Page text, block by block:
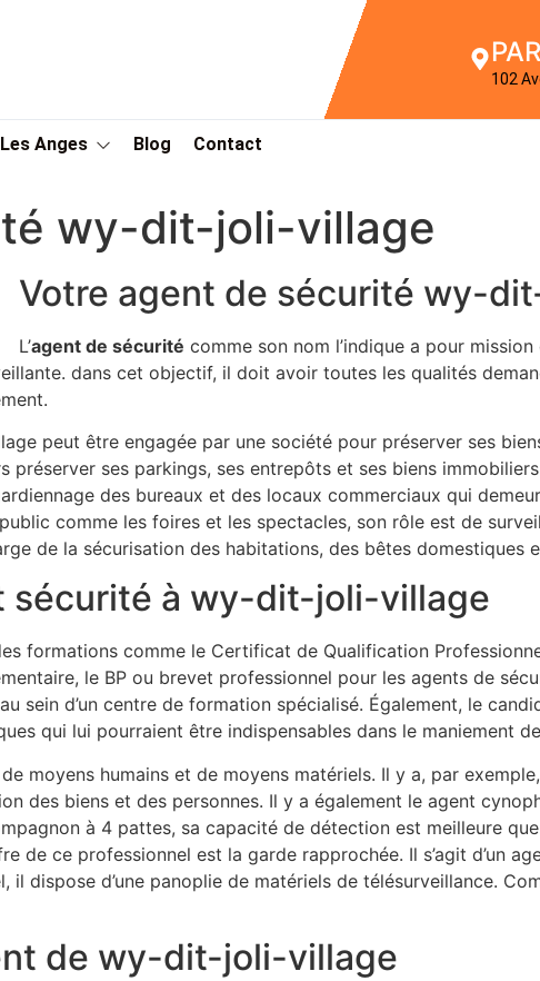
102
Les Anges Blog Contact
wy-dit-joli-village
Votre agent de sécurité wy-
L’agent de sécurité comme son nom l’indique a pour
dans cet objectif, il doit avoir toutes les qualités
peut être engagée par une société pour préserver ses
préserver ses parkings, ses entrepôts et ses biens
des bureaux et des locaux commerciaux qui
comme les foires et les spectacles, son rôle est de
de la sécurisation des habitations, des bêtes domestiques
sécurité à wy-dit-joli-village
formations comme le Certificat de Qualification
le BP ou brevet professionnel pour les agents de
sein d’un centre de formation spécialisé. Également, le
qui lui pourraient être indispensables dans le maniement
moyens humains et de moyens matériels. Il y a, par
des biens et des personnes. Il y a également le agent
à 4 pattes, sa capacité de détection est meilleure
de ce professionnel est la garde rapprochée. Il s’agit d’un
il dispose d’une panoplie de matériels de télésurveillance.
de wy-dit-joli-village